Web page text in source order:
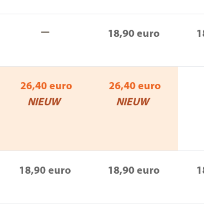
18,90 euro
26,40 euro
NIEUW
26,40 euro
NIEUW
18,90 euro 18,90 euro